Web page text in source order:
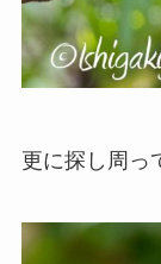
更に探し周っ